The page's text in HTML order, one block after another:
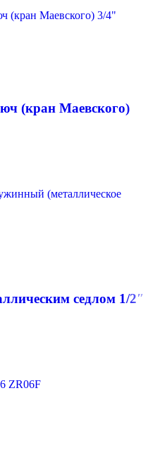
(кран Маевского)
седлом 1/2″